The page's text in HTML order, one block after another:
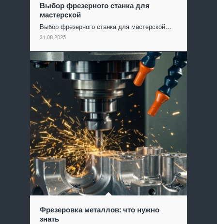
Выбор фрезерного станка для
мастерской
Выбор фрезерного станка для мастерской…
31.08.2025
Фрезеровка металлов: что нужно
знать